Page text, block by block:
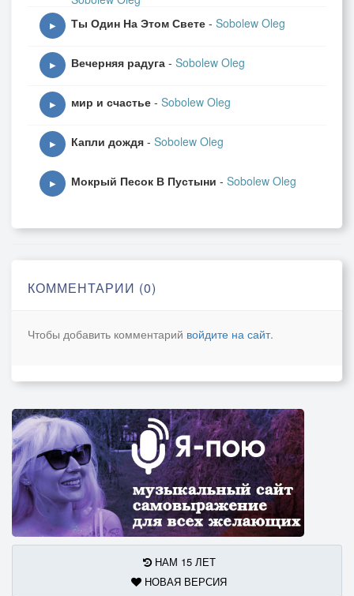
▶ Ты Один На Этом Свете - Sobolew Oleg
▶ Вечерняя радуга - Sobolew Oleg
▶ мир и счастье - Sobolew Oleg
▶ Капли дождя - Sobolew Oleg
▶ Мокрый Песок В Пустыни - Sobolew Oleg
КОММЕНТАРИИ (0)
Чтобы добавить комментарий войдите на сайт.
НАМ 15 ЛЕТ
НОВАЯ ВЕРСИЯ